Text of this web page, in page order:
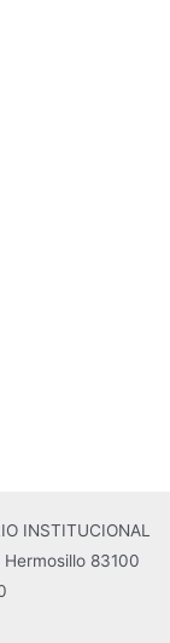
INSTITUCIONAL
83100